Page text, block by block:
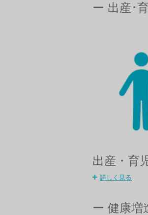
ー 出産･
出産・育
詳しく見る
ー 健康増